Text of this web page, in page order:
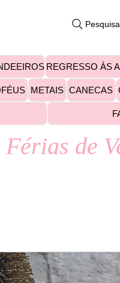
REGRESSO ÀS
METAIS CANECAS
de